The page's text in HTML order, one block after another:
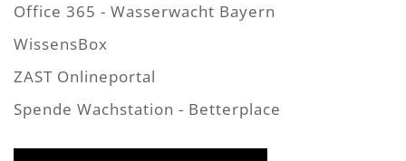
Office 365 - Wasserwacht Bayern
WissensBox
ZAST Onlineportal
Spende Wachstation - Betterplace